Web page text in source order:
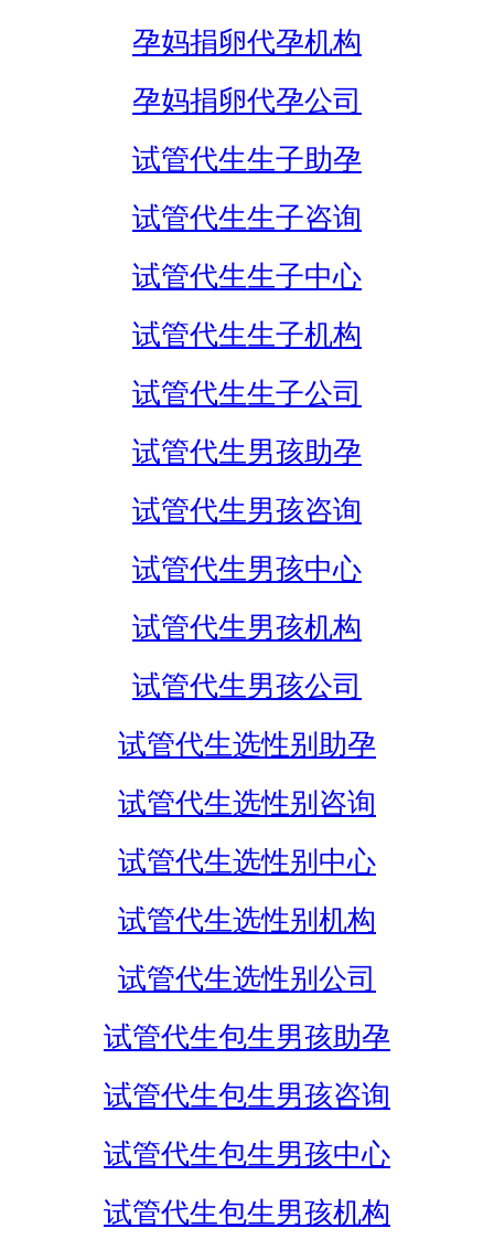
孕妈捐卵代孕机构
孕妈捐卵代孕公司
试管代生生子助孕
试管代生生子咨询
试管代生生子中心
试管代生生子机构
试管代生生子公司
试管代生男孩助孕
试管代生男孩咨询
试管代生男孩中心
试管代生男孩机构
试管代生男孩公司
试管代生选性别助孕
试管代生选性别咨询
试管代生选性别中心
试管代生选性别机构
试管代生选性别公司
试管代生包生男孩助孕
试管代生包生男孩咨询
试管代生包生男孩中心
试管代生包生男孩机构